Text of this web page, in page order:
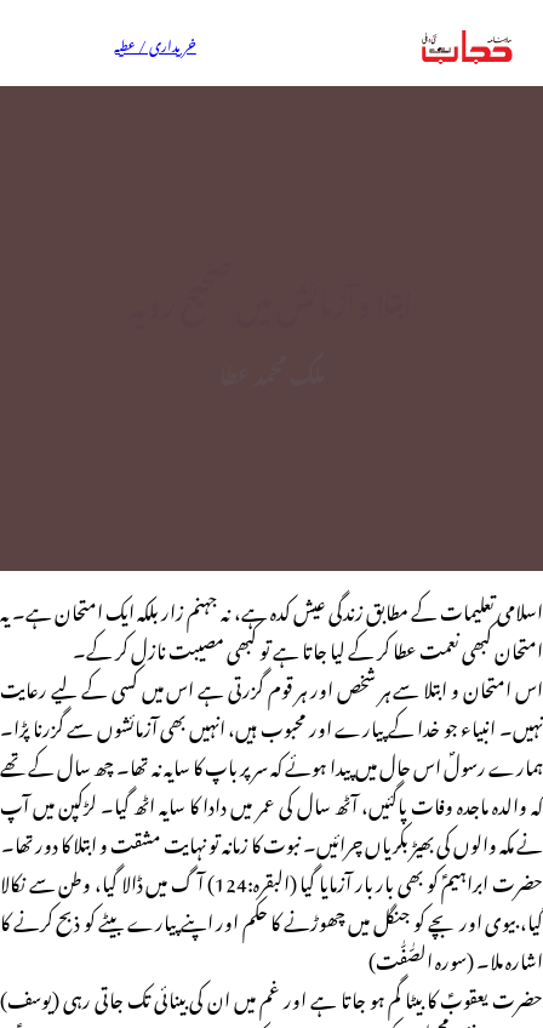
خریداری / عطیہ
اسلامی تعلیمات کے مطابق زندگی عیش کدہ ہے، نہ جہنم زار بلکہ ایک امتحان ہے۔ یہ
امتحان کبھی نعمت عطا کر کے لیا جاتا ہے تو کبھی مصیبت نازل کر کے۔
اس امتحان و ابتلا سے ہر شخص اور ہر قوم گزرتی ہے اس میں کسی کے لیے رعایت
نہیں۔ انبیاء جو خدا کے پیارے اور محبوب ہیں، انہیں بھی آزمائشوں سے گزرنا پڑا۔
ہمارے رسولؐ اس حال میں پیدا ہوئے کہ سر پر باپ کا سایہ نہ تھا۔ چھ سال کے تھے
کہ والدہ ماجدہ وفات پاگئیں، آٹھ سال کی عمر میں دادا کا سایہ اٹھ گیا۔ لڑکپن میں آپ
نے مکہ والوں کی بھیڑ بکریاں چرائیں۔ نبوت کا زمانہ تو نہایت مشقت و ابتلا کا دور تھا۔
حضرت ابراہیمؑ کو بھی بار بار آزمایا گیا (البقرہ:124) آگ میں ڈالا گیا، وطن سے نکالا
گیا، بیوی اور بچے کو جنگل میں چھوڑنے کا حکم اور اپنے پیارے بیٹے کو ذبح کرنے کا
اشارہ ملا۔ (سورہ الصّٰفّٰت)
حضرت یعقوبؑ کا بیٹا گم ہو جاتا ہے اور غم میں ان کی بینائی تک جاتی رہی (یوسف)